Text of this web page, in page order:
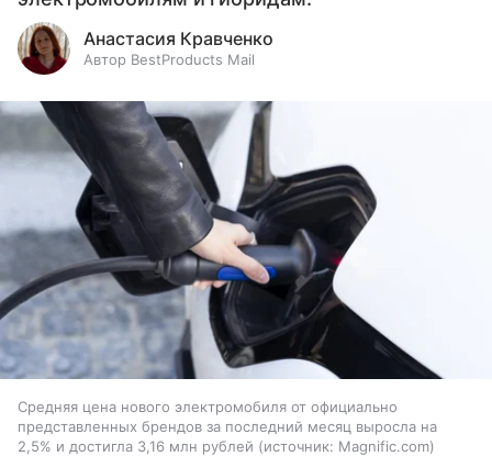
Анастасия Кравченко
Автор BestProducts Mail
Средняя цена нового электромобиля от официально
представленных брендов за последний месяц выросла на
2,5% и достигла 3,16 млн рублей
источник: Magnific.com